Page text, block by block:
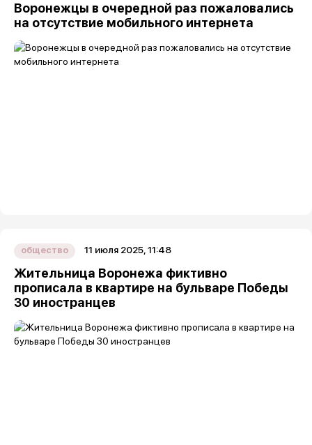
Воронежцы в очередной раз пожаловались
на отсутствие мобильного интернета
общество 11 июля 2025, 11:48
Жительница Воронежа фиктивно
прописала в квартире на бульваре Победы
30 иностранцев